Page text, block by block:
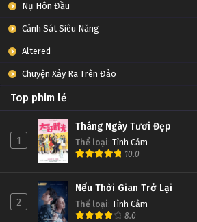
Nụ Hôn Đầu
Cảnh Sát Siêu Năng
Altered
Chuyện Xảy Ra Trên Đảo
Top phim lẻ
1
Tháng Ngày Tươi Đẹp
Thể loại: Tình Cảm
10.0
2
Nếu Thời Gian Trở Lại
Thể loại: Tình Cảm
8.0